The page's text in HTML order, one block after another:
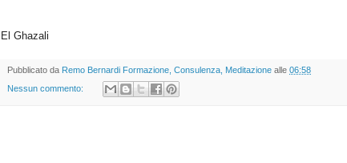
El Ghazali
Pubblicato da Remo Bernardi Formazione, Consulenza, Meditazione alle 06:58
Nessun commento: